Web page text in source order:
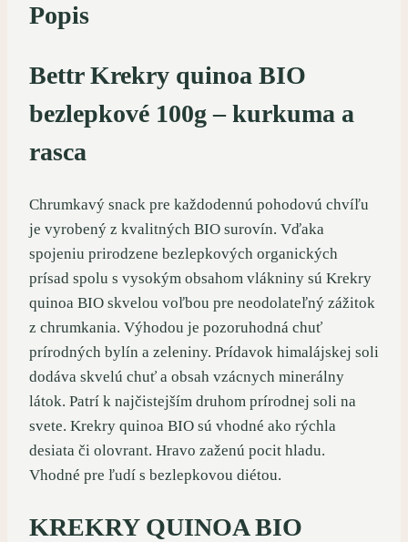
Popis
Bettr Krekry quinoa BIO
bezlepkové 100g – kurkuma a
rasca
Chrumkavý snack pre každodennú pohodovú chvíľu
je vyrobený z kvalitných BIO surovín. Vďaka
spojeniu prirodzene bezlepkových organických
prísad spolu s vysokým obsahom vlákniny sú Krekry
quinoa BIO skvelou voľbou pre neodolateľný zážitok
z chrumkania. Výhodou je pozoruhodná chuť
prírodných bylín a zeleniny. Prídavok himalájskej soli
dodáva skvelú chuť a obsah vzácnych minerálny
látok. Patrí k najčistejším druhom prírodnej soli na
svete. Krekry quinoa BIO sú vhodné ako rýchla
desiata či olovrant. Hravo zaženú pocit hladu.
Vhodné pre ľudí s bezlepkovou diétou.
KREKRY QUINOA BIO